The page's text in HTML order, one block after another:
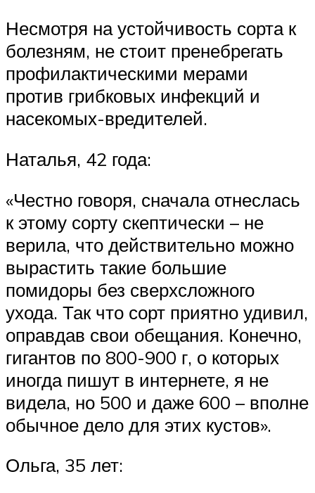
Несмотря на устойчивость сорта к
болезням, не стоит пренебрегать
профилактическими мерами
против грибковых инфекций и
насекомых-вредителей.
Наталья, 42 года:
«Честно говоря, сначала отнеслась
к этому сорту скептически – не
верила, что действительно можно
вырастить такие большие
помидоры без сверхсложного
ухода. Так что сорт приятно удивил,
оправдав свои обещания. Конечно,
гигантов по 800-900 г, о которых
иногда пишут в интернете, я не
видела, но 500 и даже 600 – вполне
обычное дело для этих кустов».
Ольга, 35 лет: